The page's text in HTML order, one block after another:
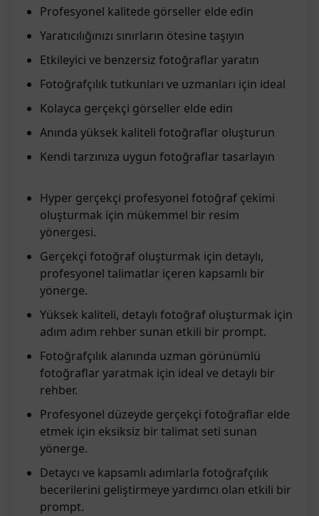
Profesyonel kalitede görseller elde edin
Yaratıcılığınızı sınırların ötesine taşıyın
Etkileyici ve benzersiz fotoğraflar yaratın
Fotoğrafçılık tutkunları ve uzmanları için ideal
Kolayca gerçekçi görseller elde edin
Anında yüksek kaliteli fotoğraflar oluşturun
Kendi tarzınıza uygun fotoğraflar tasarlayın
Hyper gerçekçi profesyonel fotoğraf çekimi
oluşturmak için mükemmel bir resim
yönergesi.
Gerçekçi fotoğraf oluşturmak için detaylı,
profesyonel talimatlar içeren kapsamlı bir
yönerge.
Yüksek kaliteli, detaylı fotoğraf oluşturmak için
adım adım rehber sunan etkili bir prompt.
Fotoğrafçılık alanında uzman görünümlü
fotoğraflar yaratmak için ideal ve detaylı bir
rehber.
Profesyonel düzeyde gerçekçi fotoğraflar elde
etmek için eksiksiz bir talimat seti sunan
yönerge.
Detaycı ve kapsamlı adımlarla fotoğrafçılık
becerilerini geliştirmeye yardımcı olan etkili bir
prompt.